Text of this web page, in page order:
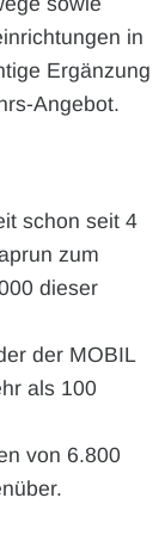
in
Ergänzung
Angebot.
schon seit 4
zum
dieser
der MOBIL
als 100
von 6.800